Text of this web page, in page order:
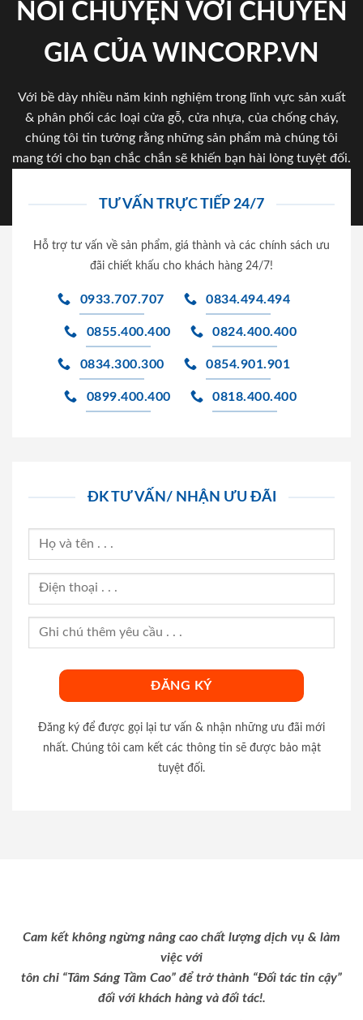
NÓI CHUYỆN VỚI CHUYÊN
GIA CỦA WINCORP.VN
Với bề dày nhiều năm kinh nghiệm trong lĩnh vực sản xuất
& phân phối các loại cửa gỗ, cửa nhựa, của chống cháy,
chúng tôi tin tưởng rằng những sản phẩm mà chúng tôi
mang tới cho bạn chắc chắn sẽ khiến bạn hài lòng tuyệt đối.
TƯ VẤN TRỰC TIẾP 24/7
Hỗ trợ tư vấn về sản phẩm, giá thành và các chính sách ưu
đãi chiết khấu cho khách hàng 24/7!
0933.707.707 0834.494.494
0855.400.400 0824.400.400
0834.300.300 0854.901.901
0899.400.400 0818.400.400
ĐK TƯ VẤN/ NHẬN ƯU ĐÃI
Đăng ký để được gọi lại tư vấn & nhận những ưu đãi mới
nhất. Chúng tôi cam kết các thông tin sẽ được bảo mật
tuyệt đối.
Cam kết không ngừng nâng cao chất lượng dịch vụ & làm
việc với
tôn chỉ “Tâm Sáng Tầm Cao” để trở thành “Đối tác tin cậy”
đối với khách hàng và đối tác!.